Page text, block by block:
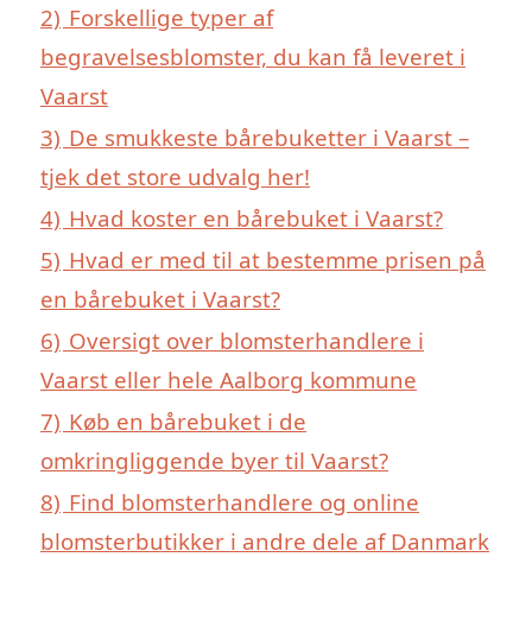
2) Forskellige typer af
begravelsesblomster, du kan få leveret i
Vaarst
3) De smukkeste bårebuketter i Vaarst –
tjek det store udvalg her!
4) Hvad koster en bårebuket i Vaarst?
5) Hvad er med til at bestemme prisen på
en bårebuket i Vaarst?
6) Oversigt over blomsterhandlere i
Vaarst eller hele Aalborg kommune
7) Køb en bårebuket i de
omkringliggende byer til Vaarst?
8) Find blomsterhandlere og online
blomsterbutikker i andre dele af Danmark